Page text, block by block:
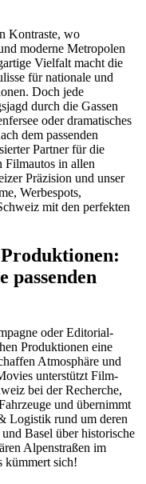
Kontraste, wo
moderne Metropolen
Vielfalt macht die
für nationale und
Doch jede
durch die Gassen
oder dramatisches
dem passenden
Partner für die
in allen
Präzision und unser
Werbespots,
mit den perfekten
passenden
oder Editorial-
Produktionen eine
Atmosphäre und
unterstützt Film-
bei der Recherche,
und übernimmt
Logistik rund um deren
Basel über historische
Alpenstraßen im
kümmert sich!